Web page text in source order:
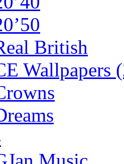
British
Wallpapers